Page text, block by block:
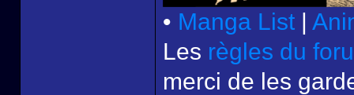
• Manga List |
Les règles du
merci de les